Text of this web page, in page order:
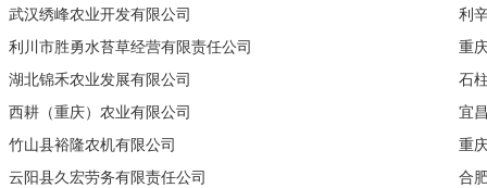
武汉绣峰农业开发有限公司
利川市胜勇水苔草经营有限责任公司
湖北锦禾农业发展有限公司
西耕（重庆）农业有限公司
竹山县裕隆农机有限公司
云阳县久宏劳务有限责任公司
利
重
石
宜
重
合